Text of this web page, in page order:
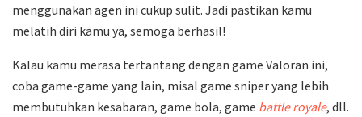
menggunakan agen ini cukup sulit. Jadi pastikan kamu
melatih diri kamu ya, semoga berhasil!
Kalau kamu merasa tertantang dengan game Valoran ini,
coba game-game yang lain, misal game sniper yang lebih
membutuhkan kesabaran, game bola, game battle royale, dll.